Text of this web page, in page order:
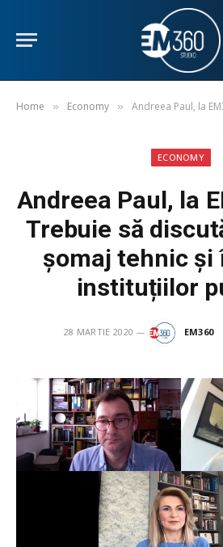
Home » Economy » Andreea Paul, la EM360 LIVE: Trebuie să
ECONOMY
Andreea Paul, la
Trebuie să
șomaj tehnic și
instituțiilor
28 MARTIE 2020 EM360